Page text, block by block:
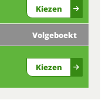
Kiezen
Volgeboekt
Kiezen